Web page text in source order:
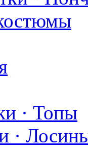
· Топы
·